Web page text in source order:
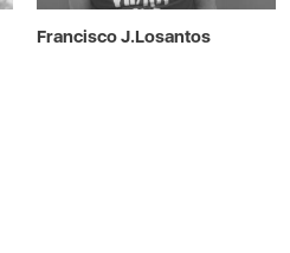
Francisco J.Losantos